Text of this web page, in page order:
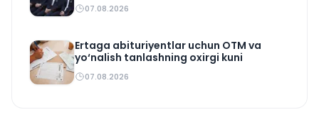
07.08.2026
Ertaga abituriyentlar uchun OTM va
yo‘nalish tanlashning oxirgi kuni
07.08.2026